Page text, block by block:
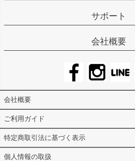
サポート
会社概要
会社概要
ご利用ガイド
特定商取引法に基づく表示
個人情報の取扱